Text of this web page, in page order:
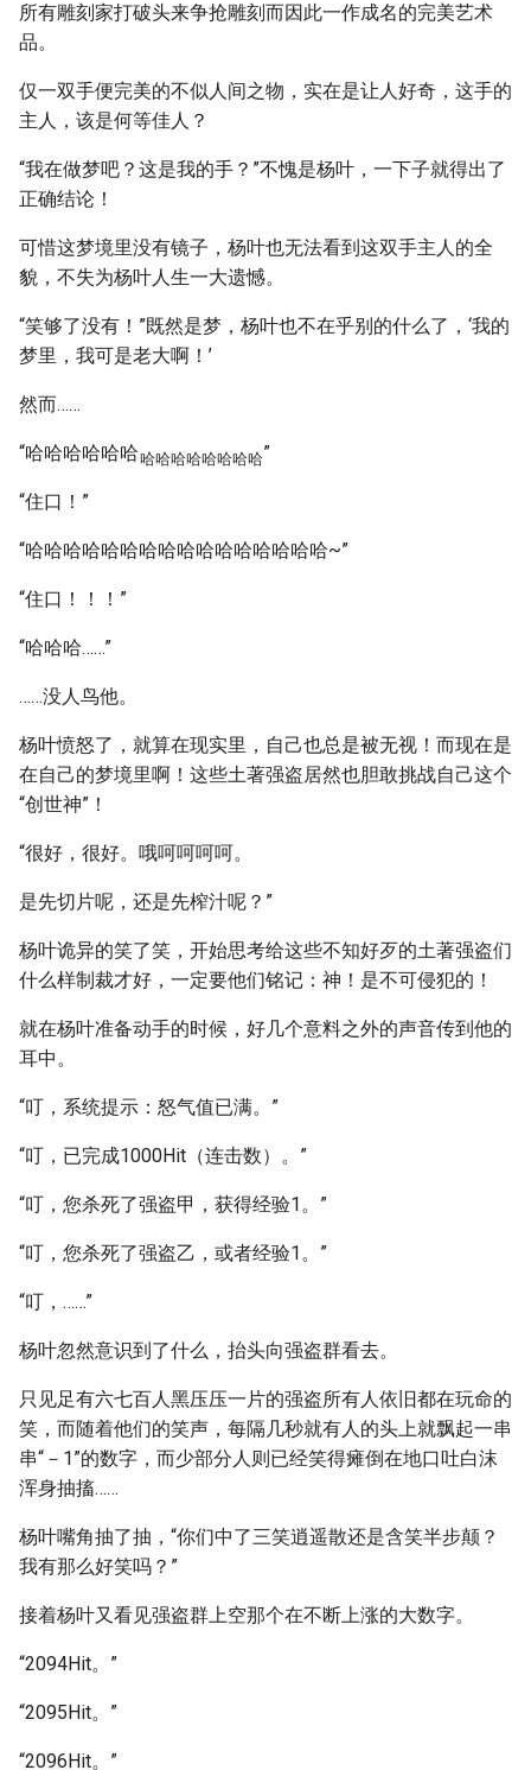
所有雕刻家打破头来争抢雕刻而因此一作成名的完美艺术
品。
仅一双手便完美的不似人间之物，实在是让人好奇，这手的
主人，该是何等佳人？
“我在做梦吧？这是我的手？”不愧是杨叶，一下子就得出了
正确结论！
可惜这梦境里没有镜子，杨叶也无法看到这双手主人的全
貌，不失为杨叶人生一大遗憾。
“笑够了没有！”既然是梦，杨叶也不在乎别的什么了，‘我的
梦里，我可是老大啊！’
然而……
“哈哈哈哈哈哈哈哈哈哈哈哈哈哈”
“住口！”
“哈哈哈哈哈哈哈哈哈哈哈哈哈哈哈哈~”
“住口！！！”
“哈哈哈……”
……没人鸟他。
杨叶愤怒了，就算在现实里，自己也总是被无视！而现在是
在自己的梦境里啊！这些土著强盗居然也胆敢挑战自己这个
“创世神”！
“很好，很好。哦呵呵呵呵。
是先切片呢，还是先榨汁呢？”
杨叶诡异的笑了笑，开始思考给这些不知好歹的土著强盗们
什么样制裁才好，一定要他们铭记：神！是不可侵犯的！
就在杨叶准备动手的时候，好几个意料之外的声音传到他的
耳中。
“叮，系统提示：怒气值已满。”
“叮，已完成1000Hit（连击数）。”
“叮，您杀死了强盗甲，获得经验1。”
“叮，您杀死了强盗乙，或者经验1。”
“叮，……”
杨叶忽然意识到了什么，抬头向强盗群看去。
只见足有六七百人黑压压一片的强盗所有人依旧都在玩命的
笑，而随着他们的笑声，每隔几秒就有人的头上就飘起一串
串“－1”的数字，而少部分人则已经笑得瘫倒在地口吐白沫
浑身抽搐……
杨叶嘴角抽了抽，“你们中了三笑逍遥散还是含笑半步颠？
我有那么好笑吗？”
接着杨叶又看见强盗群上空那个在不断上涨的大数字。
“2094Hit。”
“2095Hit。”
“2096Hit。”